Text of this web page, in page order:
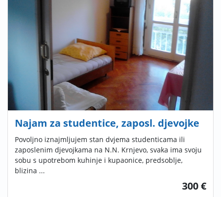
Najam za studentice, zaposl. djevojke
Povoljno iznajmljujem stan dvjema studenticama ili
zaposlenim djevojkama na N.N. Krnjevo, svaka ima svoju
sobu s upotrebom kuhinje i kupaonice, predsoblje,
blizina ...
300 €